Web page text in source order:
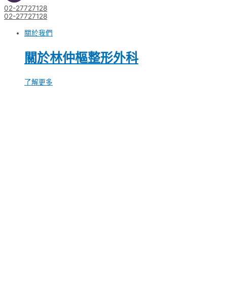
02-27727128
02-27727128
關於我們
關於林仲樞整形外科
了解更多